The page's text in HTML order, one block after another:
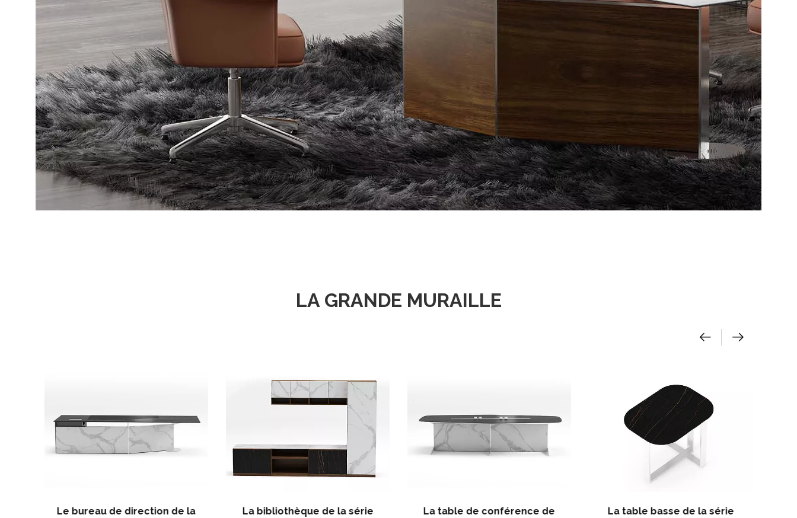
LA GRANDE MURAILLE
Le bureau de direction de la
La bibliothèque de la série
La table de conférence de
La table basse de la série